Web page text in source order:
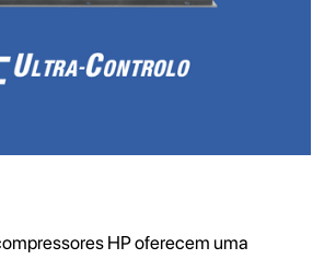
HP oferecem uma